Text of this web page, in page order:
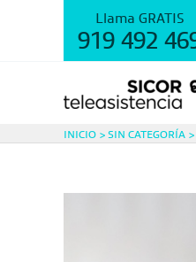
Llama GRATIS
919 492
INICIO SIN CATEGORÍA